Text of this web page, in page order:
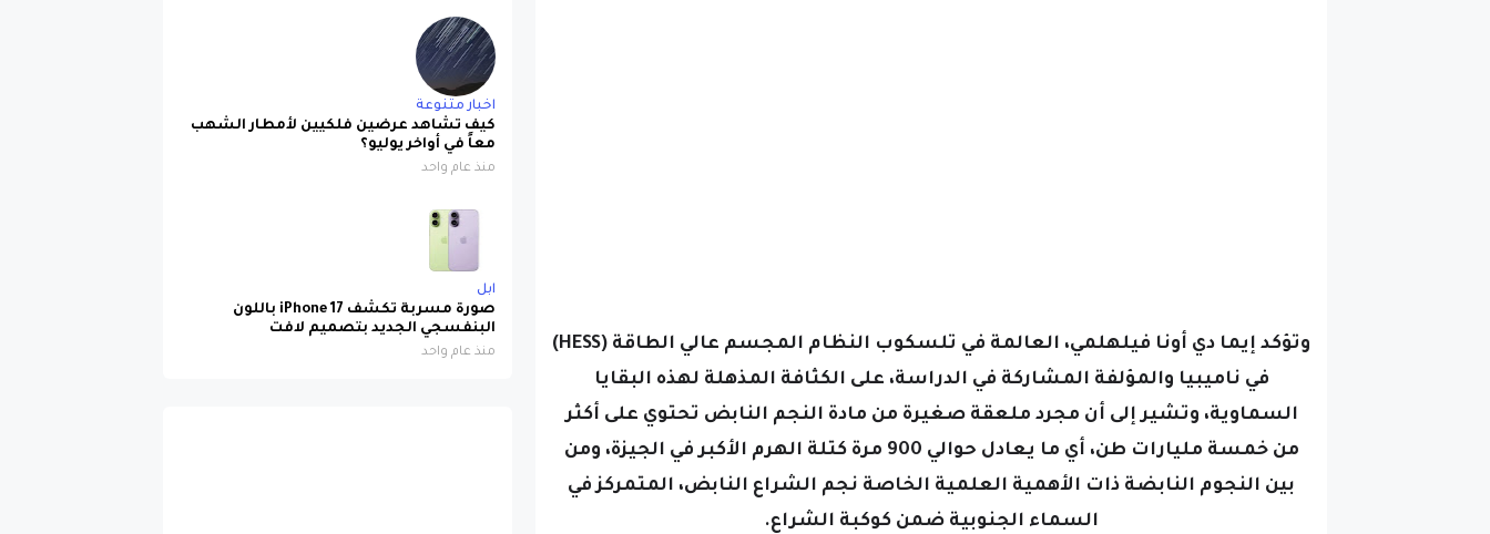
وتؤكد إيما دي أونا فيلهلمي، العالمة في تلسكوب النظام المجسم عالي الطاقة (HESS)
في ناميبيا والمؤلفة المشاركة في الدراسة، على الكثافة المذهلة لهذه البقايا
السماوية، وتشير إلى أن مجرد ملعقة صغيرة من مادة النجم النابض تحتوي على أكثر
من خمسة مليارات طن، أي ما يعادل حوالي 900 مرة كتلة الهرم الأكبر في الجيزة،
ومن
بين النجوم النابضة ذات الأهمية العلمية الخاصة نجم الشراع النابض، المتمركز في
السماء الجنوبية ضمن كوكبة الشراع.
اخبار متنوعة
كيف تشاهد عرضين فلكيين لأمطار الشهب
معاً في أواخر يوليو؟
منذ عام واحد
ابل
صورة مسربة تكشف iPhone 17 باللون
البنفسجي الجديد بتصميم لافت
منذ عام واحد